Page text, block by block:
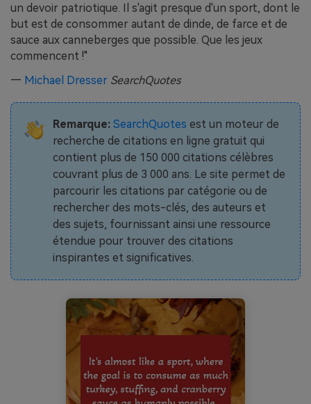
un devoir patriotique. Il s'agit presque d'un sport, dont le
but est de consommer autant de dinde, de farce et de
sauce aux canneberges que possible. Que les jeux
commencent !"
— Michael Dresser SearchQuotes
Remarque: SearchQuotes est un moteur de
recherche de citations en ligne gratuit qui
contient plus de 150 000 citations célèbres
couvrant plus de 3 000 ans. Le site permet de
parcourir les citations par catégorie ou de
rechercher des mots-clés, des auteurs et
des sujets, fournissant ainsi une ressource
étendue pour trouver des citations
inspirantes et significatives.